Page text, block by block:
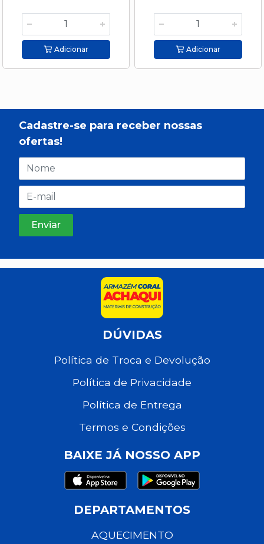
Adicionar Adicionar
Cadastre-se para receber nossas
ofertas!
DÚVIDAS
Política de Troca e Devolução
Política de Privacidade
Política de Entrega
Termos e Condições
BAIXE JÁ NOSSO APP
DEPARTAMENTOS
AQUECIMENTO